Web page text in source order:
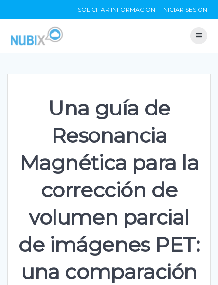
to
SOLICITAR INFORMACIÓN INICIAR SESIÓN
Una guía de
Resonancia
Magnética para la
corrección de
volumen parcial
de imágenes PET:
una comparación